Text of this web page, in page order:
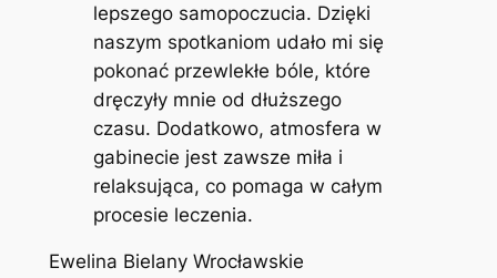
lepszego samopoczucia. Dzięki
naszym spotkaniom udało mi się
pokonać przewlekłe bóle, które
dręczyły mnie od dłuższego
czasu. Dodatkowo, atmosfera w
gabinecie jest zawsze miła i
relaksująca, co pomaga w całym
procesie leczenia.
Ewelina Bielany Wrocławskie